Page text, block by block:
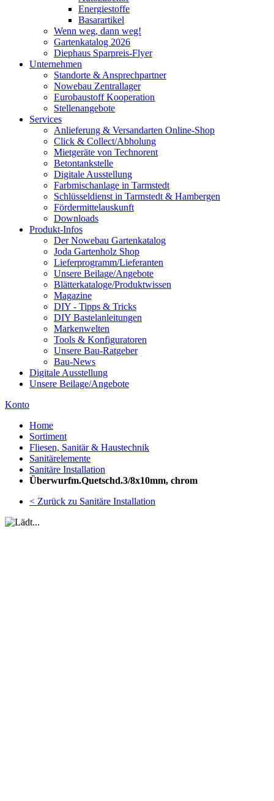
Energiestoffe
Basarartikel
Wenn weg, dann weg!
Gartenkatalog 2026
Diephaus Sparpreis-Flyer
Unternehmen
Standorte & Ansprechpartner
Nowebau Zentrallager
Eurobaustoff Kooperation
Stellenangebote
Services
Anlieferung & Versandarten Online-Shop
Click & Collect/Abholung
Mietgeräte von Technorent
Betontankstelle
Digitale Ausstellung
Farbmischanlage in Tarmstedt
Schlüsseldienst in Tarmstedt & Hambergen
Fördermittelauskunft
Downloads
Produkt-Infos
Der Nowebau Gartenkatalog
Joda Gartenholz Shop
Lieferprogramm/Lieferanten
Unsere Beilage/Angebote
Blätterkataloge/Produktwissen
Magazine
DIY - Tipps & Tricks
DIY Bastelanleitungen
Markenwelten
Tools & Konfiguratoren
Unsere Bau-Ratgeber
Bau-News
Digitale Ausstellung
Unsere Beilage/Angebote
Konto
Home
Sortiment
Fliesen, Sanitär & Haustechnik
Sanitärelemente
Sanitäre Installation
Überwurfm.Quetschd.3/8x10mm, chrom
< Zurück zu Sanitäre Installation